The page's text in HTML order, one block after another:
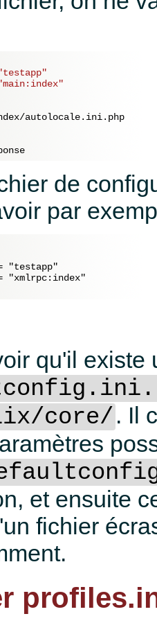
autolocale.ini.php
de
par
"testapp"
"xmlrpc:index"
qu'il existe
core/ . Il
et ensuite
fichier